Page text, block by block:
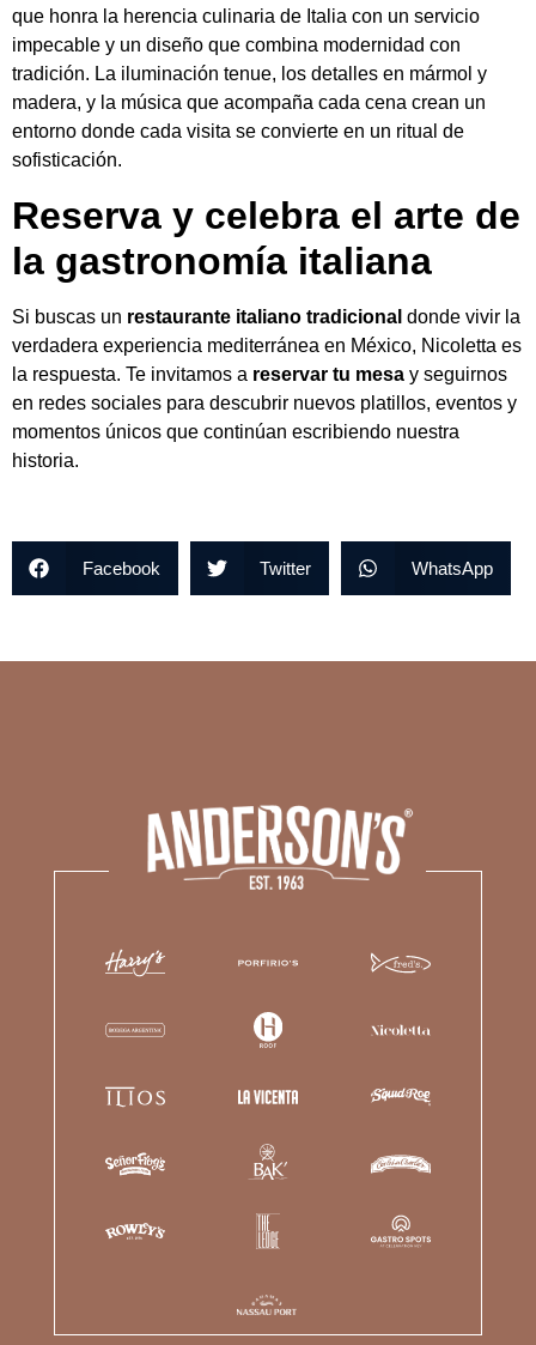
que honra la herencia culinaria de Italia con un servicio
impecable y un diseño que combina modernidad con
tradición. La iluminación tenue, los detalles en mármol y
madera, y la música que acompaña cada cena crean un
entorno donde cada visita se convierte en un ritual de
sofisticación.
Reserva y celebra el arte de
la gastronomía italiana
Si buscas un restaurante italiano tradicional donde vivir la
verdadera experiencia mediterránea en México, Nicoletta es
la respuesta. Te invitamos a reservar tu mesa y seguirnos
en redes sociales para descubrir nuevos platillos, eventos y
momentos únicos que continúan escribiendo nuestra
historia.
Facebook Twitter WhatsApp